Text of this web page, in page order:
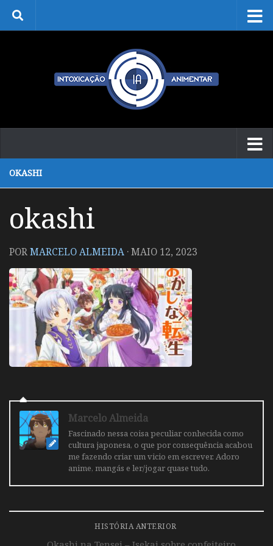
Skip to content
OKASHI
okashi
PORMARCELO ALMEIDA ·MAIO 12, 2023
Marcelo Almeida
Fascinado nessa coisa peculiar conhecida como
cultura japonesa, o que por consequência acabou
me fazendo criar um vicio em escrever. Adoro
anime, mangás e ler/jogar quase tudo.
HISTÓRIA ANTERIOR